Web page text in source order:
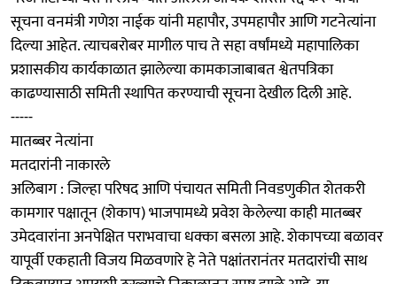
सूचना वनमंत्री गणेश नाईक यांनी महापौर, उपमहापौर आणि गटनेत्यांना
दिल्या आहेत. त्याचबरोबर मागील पाच ते सहा वर्षांमध्ये महापालिका
प्रशासकीय कार्यकाळात झालेल्या कामकाजाबाबत श्वेतपत्रिका
काढण्यासाठी समिती स्थापित करण्याची सूचना देखील दिली आहे.
-----
मातब्बर नेत्यांना
मतदारांनी नाकारले
अलिबाग : जिल्हा परिषद आणि पंचायत समिती निवडणुकीत शेतकरी
कामगार पक्षातून (शेकाप) भाजपामध्ये प्रवेश केलेल्या काही मातब्बर
उमेदवारांना अनपेक्षित पराभवाचा धक्का बसला आहे. शेकापच्या बळावर
यापूर्वी एकहाती विजय मिळवणारे हे नेते पक्षांतरानंतर मतदारांची साथ